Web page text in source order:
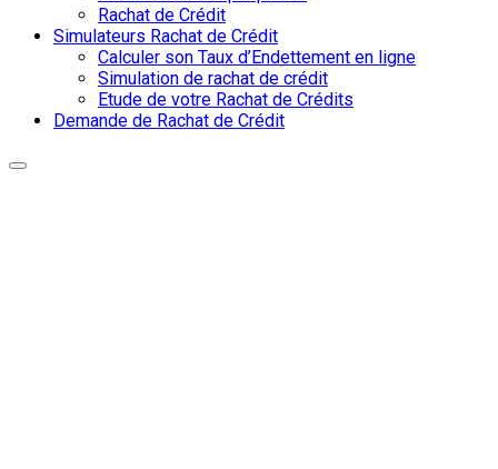
Rachat de Crédit
Simulateurs Rachat de Crédit
Calculer son Taux d’Endettement en ligne
Simulation de rachat de crédit
Etude de votre Rachat de Crédits
Demande de Rachat de Crédit